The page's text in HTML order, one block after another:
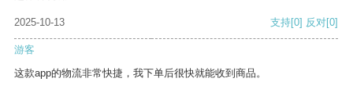
2025-10-13 支持[0] 反对[0]
游客
这款app的物流非常快捷，我下单后很快就能收到商品。